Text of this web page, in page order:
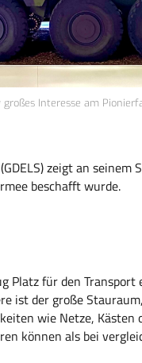
Interesse am
zeigt an
beschafft wurde.
Platz für den Transport
ist der große
wie Netze,
können als bei